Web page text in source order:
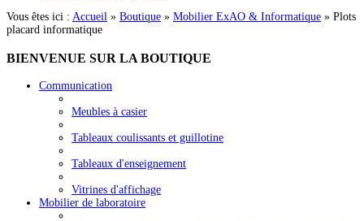
Vous êtes ici : Accueil » Boutique » Mobilier ExAO & Informatique » Plots
placard informatique
BIENVENUE SUR LA BOUTIQUE
Communication
Meubles à casier
Tableaux coulissants et guillotine
Tableaux d'enseignement
Vitrines d'affichage
Mobilier de laboratoire